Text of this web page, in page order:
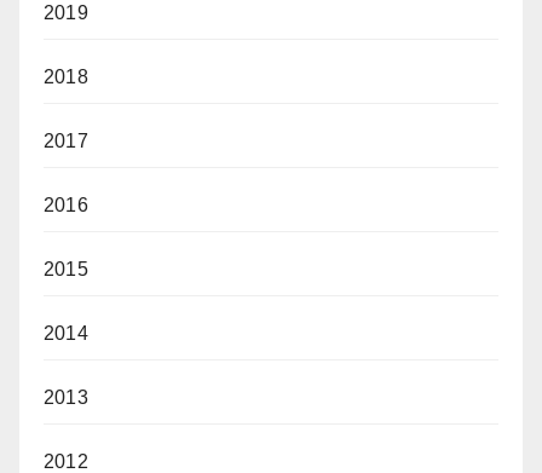
2019
2018
2017
2016
2015
2014
2013
2012